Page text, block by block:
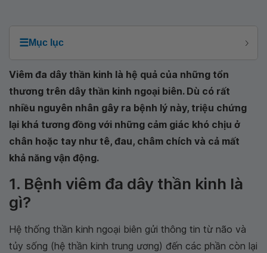
☰Mục lục
Viêm đa dây thần kinh là hệ quả của những tổn
thương trên dây thần kinh ngoại biên. Dù có rất
nhiều nguyên nhân gây ra bệnh lý này, triệu chứng
lại khá tương đồng với những cảm giác khó chịu ở
chân hoặc tay như tê, đau, châm chích và cả mất
khả năng vận động.
1. Bệnh viêm đa dây thần kinh là
gì?
Hệ thống thần kinh ngoại biên gửi thông tin từ não và
tủy sống (hệ thần kinh trung ương) đến các phần còn lại